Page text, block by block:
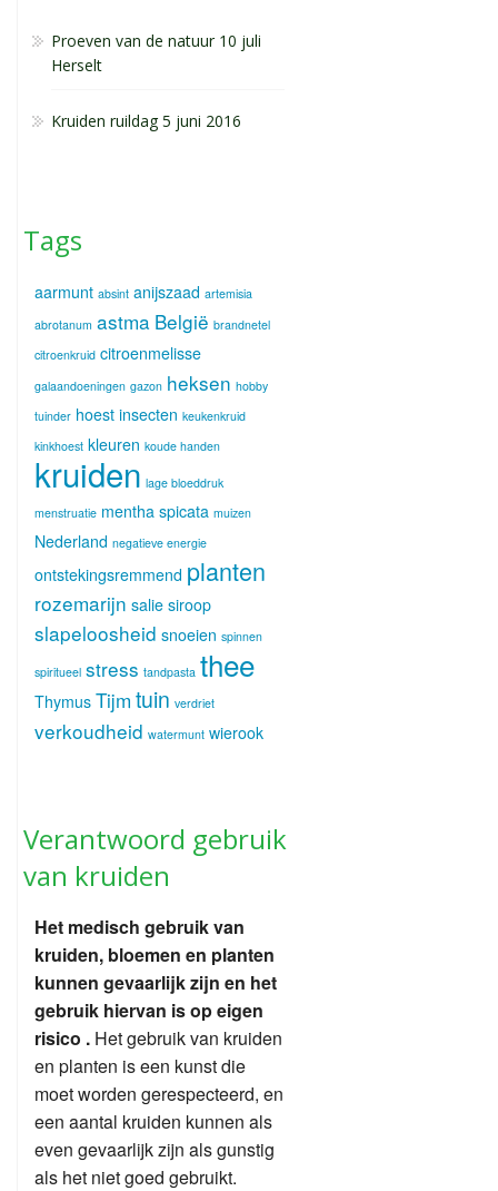
Proeven van de natuur 10 juli
Herselt
Kruiden ruildag 5 juni 2016
Tags
aarmunt absint anijszaad artemisia
abrotanum astma België brandnetel
citroenkruid citroenmelisse
galaandoeningen gazon heksen hobby
tuinder hoest insecten keukenkruid
kinkhoest kleuren koude handen
kruiden lage bloeddruk
menstruatie mentha spicata muizen
Nederland negatieve energie
ontstekingsremmend planten
rozemarijn salie siroop
slapeloosheid snoeien spinnen
spiritueel stress tandpasta thee
Thymus Tijm tuin verdriet
verkoudheid watermunt wierook
Verantwoord gebruik
van kruiden
Het medisch gebruik van
kruiden, bloemen en planten
kunnen gevaarlijk zijn en het
gebruik hiervan is op eigen
risico . Het gebruik van kruiden
en planten is een kunst die
moet worden gerespecteerd, en
een aantal kruiden kunnen als
even gevaarlijk zijn als gunstig
als het niet goed gebruikt.